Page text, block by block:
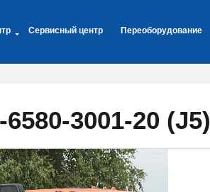
Сервисный центр Переоборудование
3001-20 (J5)